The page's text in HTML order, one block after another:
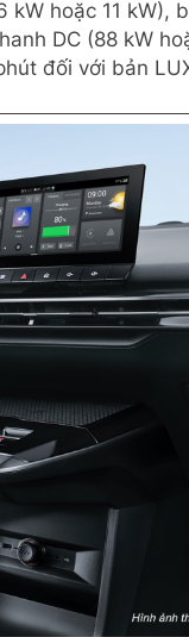
hoặc 11 kW),
DC (88 kW
đối với bản